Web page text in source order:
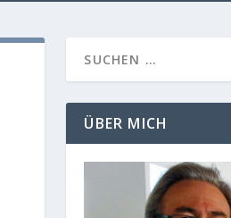
ÜBER MICH